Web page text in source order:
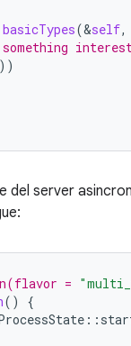
basicTypes(&self,
del server
=
()
{
::